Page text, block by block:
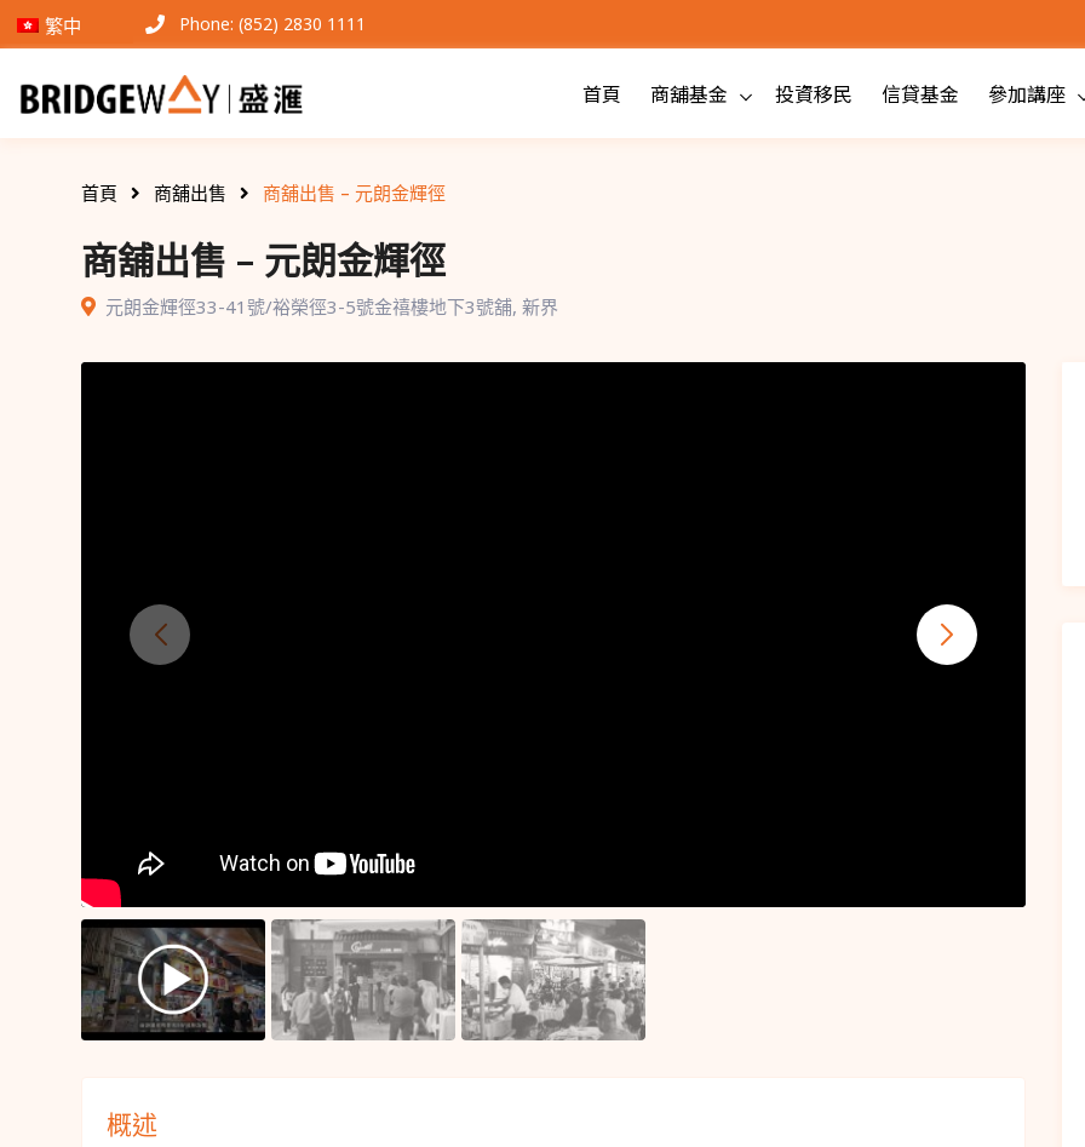
Phone: (852) 2830 1111
首頁 商舖基金 投資移民 信貸基金 參加講座
首頁 商舖出售 商舖出售 – 元朗金輝徑
商舖出售 – 元朗金輝徑
元朗金輝徑33-41號/裕榮徑3-5號金禧樓地下3號舖, 新界
概述
繁中